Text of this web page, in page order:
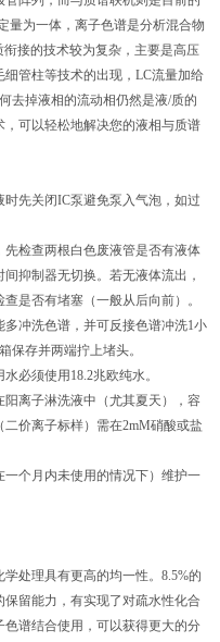
量为一体，离子色谱是分析混合物
接的技术较为复杂，主要是高压
管柱等技术的出现，LC流量加给
去掉液相的流动相仍然是液/质的
可以轻松地解决您的液相与质谱
先关闭IC泵避免泵入气泡，如过
检查两根白色废液管是否有液体
抑制器无切换。若无液体流出，
是否有堵塞（一般从后向前）。
冲洗色谱，并可反接色谱冲洗1小
保存并两端拧上堵头。
须使用18.2兆欧纯水。
离子淋洗液中（尤其夏天），容
价离子标样）需在2mM硝酸或盐
个月内未使用的情况下）维护一
处理具有更高的均一性。8.5%的
留能力，有实现了对疏水性化合
谱结合使用，可以获得更大的分